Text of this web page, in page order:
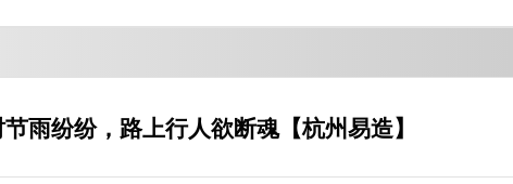
雨纷纷，路上行人欲断魂【杭州易造】